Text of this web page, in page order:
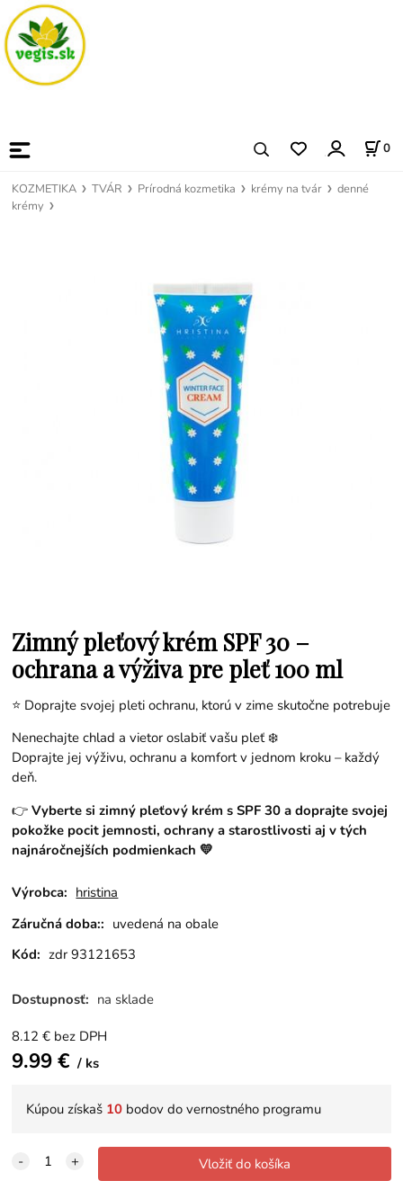
0
KOZMETIKA TVÁR Prírodná kozmetika krémy na tvár
denné
krémy
Zimný pleťový krém SPF 30 –
ochrana a výživa pre pleť 100 ml
⭐ Doprajte svojej pleti ochranu, ktorú v zime skutočne potrebuje
Nenechajte chlad a vietor oslabiť vašu pleť ❄️
Doprajte jej výživu, ochranu a komfort v jednom kroku – každý
deň.
👉Vyberte si zimný pleťový krém s SPF 30 a doprajte svojej
pokožke pocit jemnosti, ochrany a starostlivosti aj v tých
najnáročnejších podmienkach 💛
Výrobca: hristina
Záručná doba:: uvedená na obale
Kód: zdr 93121653
Dostupnosť: na sklade
8.12 € bez DPH
9.99€ ks
Kúpou získaš 10 bodov do vernostného programu